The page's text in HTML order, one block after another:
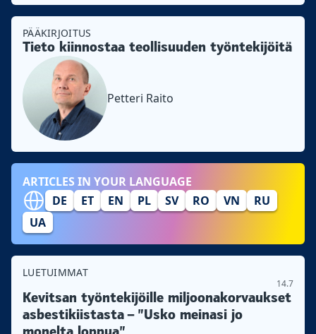
PÄÄKIRJOITUS
Tieto kiinnostaa teollisuuden työntekijöitä
Petteri Raito
ARTICLES IN YOUR LANGUAGE
DE
ET EN PL SV RO VN
RU
UA
LUETUIMMAT
14.7
Kevitsan työntekijöille miljoonakorvaukset
asbestikiistasta – ”Usko meinasi jo